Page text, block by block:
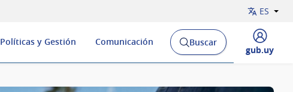
ES
Políticas y Gestión Comunicación
Abrir
buscador
Buscar
Desplegar
gub.uy